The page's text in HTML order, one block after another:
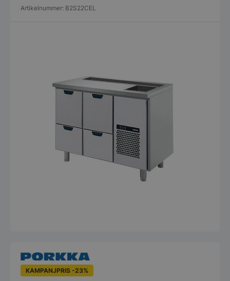
Artikelnummer: B2S22CEL
KAMPANJPRIS -23%